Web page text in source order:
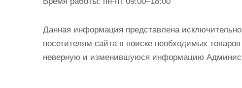
Данная информация представлена
посетителям сайта в поиске необходимых
неверную и изменившуюся информацию